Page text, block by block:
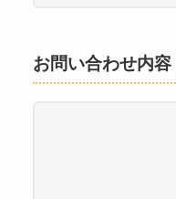
お問い合わせ内容